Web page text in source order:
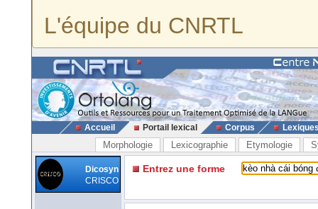
L'équipe du CNRTL
Accueil Portail lexical Corpus
Morphologie Lexicographie Etymologie
Dicosyn
CRISCO
Entrez une forme